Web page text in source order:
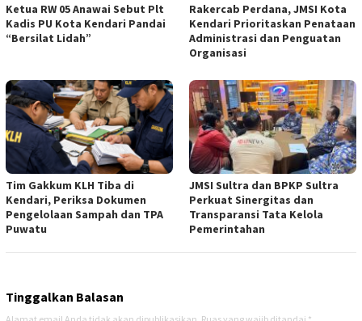
Ketua RW 05 Anawai Sebut Plt
Kadis PU Kota Kendari Pandai
“Bersilat Lidah”
Rakercab Perdana, JMSI Kota
Kendari Prioritaskan Penataan
Administrasi dan Penguatan
Organisasi
Tim Gakkum KLH Tiba di
Kendari, Periksa Dokumen
Pengelolaan Sampah dan TPA
Puwatu
JMSI Sultra dan BPKP Sultra
Perkuat Sinergitas dan
Transparansi Tata Kelola
Pemerintahan
Tinggalkan Balasan